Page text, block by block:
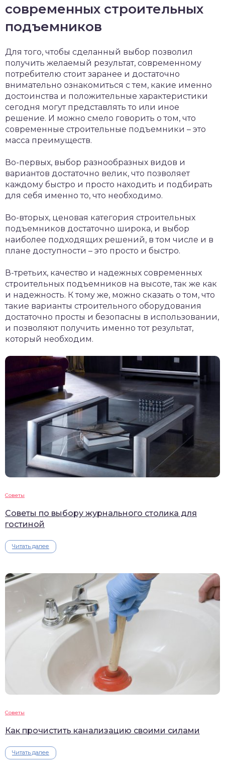
современных строительных
подъемников
Для того, чтобы сделанный выбор позволил
получить желаемый результат, современному
потребителю стоит заранее и достаточно
внимательно ознакомиться с тем, какие именно
достоинства и положительные характеристики
сегодня могут представлять то или иное
решение. И можно смело говорить о том, что
современные строительные подъемники – это
масса преимуществ.
Во-первых, выбор разнообразных видов и
вариантов достаточно велик, что позволяет
каждому быстро и просто находить и подбирать
для себя именно то, что необходимо.
Во-вторых, ценовая категория строительных
подъемников достаточно широка, и выбор
наиболее подходящих решений, в том числе и в
плане доступности – это просто и быстро.
В-третьих, качество и надежных современных
строительных подъемников на высоте, так же как
и надежность. К тому же, можно сказать о том, что
такие варианты строительного оборудования
достаточно просты и безопасны в использовании,
и позволяют получить именно тот результат,
который необходим.
Советы
Советы по выбору журнального столика для
гостиной
Читать далее
Советы
Как прочистить канализацию своими силами
Читать далее